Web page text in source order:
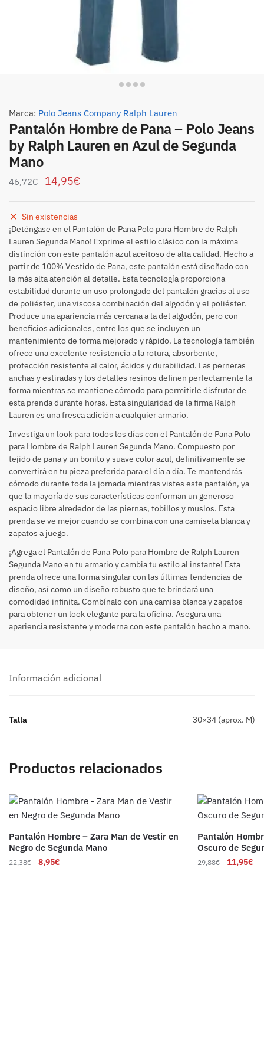
Marca: Polo Jeans Company Ralph Lauren
Pantalón Hombre de Pana – Polo Jeans
by Ralph Lauren en Azul de Segunda
Mano
46,72€ 14,95€
Sin existencias
¡Deténgase en el Pantalón de Pana Polo para Hombre de Ralph
Lauren Segunda Mano! Exprime el estilo clásico con la máxima
distinción con este pantalón azul aceitoso de alta calidad. Hecho a
partir de 100% Vestido de Pana, este pantalón está diseñado con
la más alta atención al detalle. Esta tecnología proporciona
estabilidad durante un uso prolongado del pantalón gracias al uso
de poliéster, una viscosa combinación del algodón y el poliéster.
Produce una apariencia más cercana a la del algodón, pero con
beneficios adicionales, entre los que se incluyen un
mantenimiento de forma mejorado y rápido. La tecnología también
ofrece una excelente resistencia a la rotura, absorbente,
protección resistente al calor, ácidos y durabilidad. Las perneras
anchas y estiradas y los detalles resinos definen perfectamente la
forma mientras se mantiene cómodo para permitirle disfrutar de
esta prenda durante horas. Esta singularidad de la firma Ralph
Lauren es una fresca adición a cualquier armario.
Investiga un look para todos los días con el Pantalón de Pana Polo
para Hombre de Ralph Lauren Segunda Mano. Compuesto por
tejido de pana y un bonito y suave color azul, definitivamente se
convertirá en tu pieza preferida para el día a día. Te mantendrás
cómodo durante toda la jornada mientras vistes este pantalón, ya
que la mayoría de sus características conforman un generoso
espacio libre alrededor de las piernas, tobillos y muslos. Esta
prenda se ve mejor cuando se combina con una camiseta blanca y
zapatos a juego.
¡Agrega el Pantalón de Pana Polo para Hombre de Ralph Lauren
Segunda Mano en tu armario y cambia tu estilo al instante! Esta
prenda ofrece una forma singular con las últimas tendencias de
diseño, así como un diseño robusto que te brindará una
comodidad infinita. Combínalo con una camisa blanca y zapatos
para obtener un look elegante para la oficina. Asegura una
apariencia resistente y moderna con este pantalón hecho a mano.
Información adicional
Talla 30×34 (aprox. M)
Productos relacionados
Pantalón Hombre – Zara Man de Vestir en
Negro de Segunda Mano
22,38€ 8,95€
Pantalón
Oscuro de
29,88€ 11,95€